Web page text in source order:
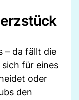
– da fällt die
für eines
oder
den